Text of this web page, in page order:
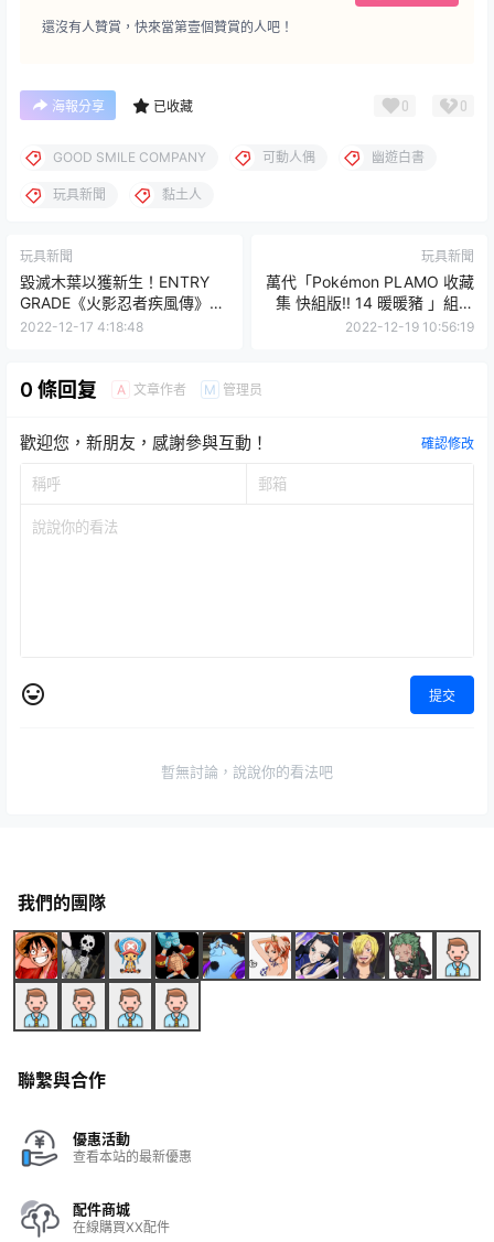
還沒有人贊賞，快來當第壹個贊賞的人吧！
海報分享 已收藏 0 0
GOOD SMILE COMPANY 可動人偶 幽遊白書
玩具新聞 黏土人
玩具新聞
毀滅木葉以獲新生！ENTRY
GRADE《火影忍者疾風傳》宇
智波佐助
2022-12-17 4:18:48
玩具新聞
萬代「Pokémon PLAMO 收藏
集 快組版!! 14 暖暖豬 」組裝
模型 2023年5月發售！
2022-12-19 10:56:19
0 條回复 A 文章作者 M 管理员
歡迎您，新朋友，感謝參與互動！ 確認修改
提交
暫無討論，說說你的看法吧
我們的團隊
聯繫與合作
優惠活動
查看本站的最新優惠
配件商城
在線購買XX配件